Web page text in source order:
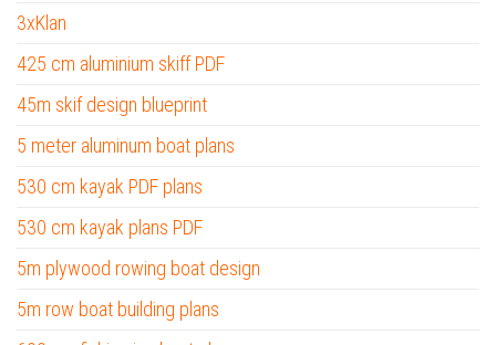
3xKlan
425 cm aluminium skiff PDF
45m skif design blueprint
5 meter aluminum boat plans
530 cm kayak PDF plans
530 cm kayak plans PDF
5m plywood rowing boat design
5m row boat building plans